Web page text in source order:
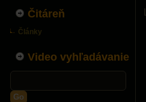
Čitáreň
Články
Video vyhľadávanie
Go